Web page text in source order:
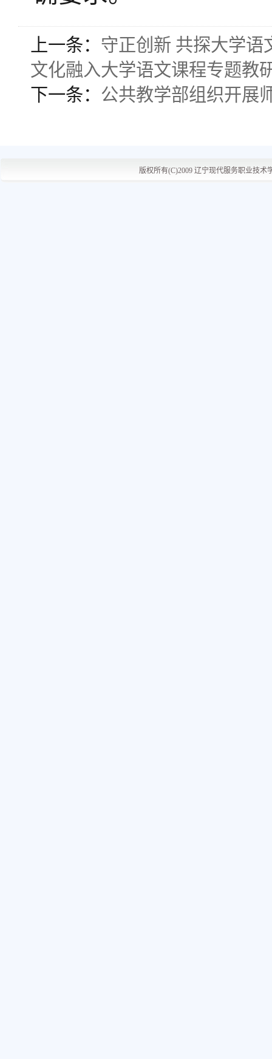
上一条： 守正创新 共探大学
文化融入大学语文课程专题教
下一条： 公共教学部组织开展
版权所有(C)2009 辽宁现代服务职业技术